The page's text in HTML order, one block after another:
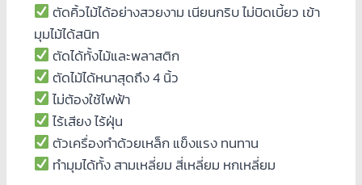
ตัดคิ้วไม้ได้อย่างสวยงาม เนียนกริบ ไม่บิดเบี้ยว เข้า
มุมไม้ได้สนิท
ตัดได้ทั้งไม้และพลาสติก
ตัดไม้ได้หนาสุดถึง 4 นิ้ว
ไม่ต้องใช้ไฟฟ้า
ไร้เสียง ไร้ฝุ่น
ตัวเครื่องทำด้วยเหล็ก แข็งแรง ทนทาน
ทำมุมได้ทั้ง สามเหลี่ยม สี่เหลี่ยม หกเหลี่ยม